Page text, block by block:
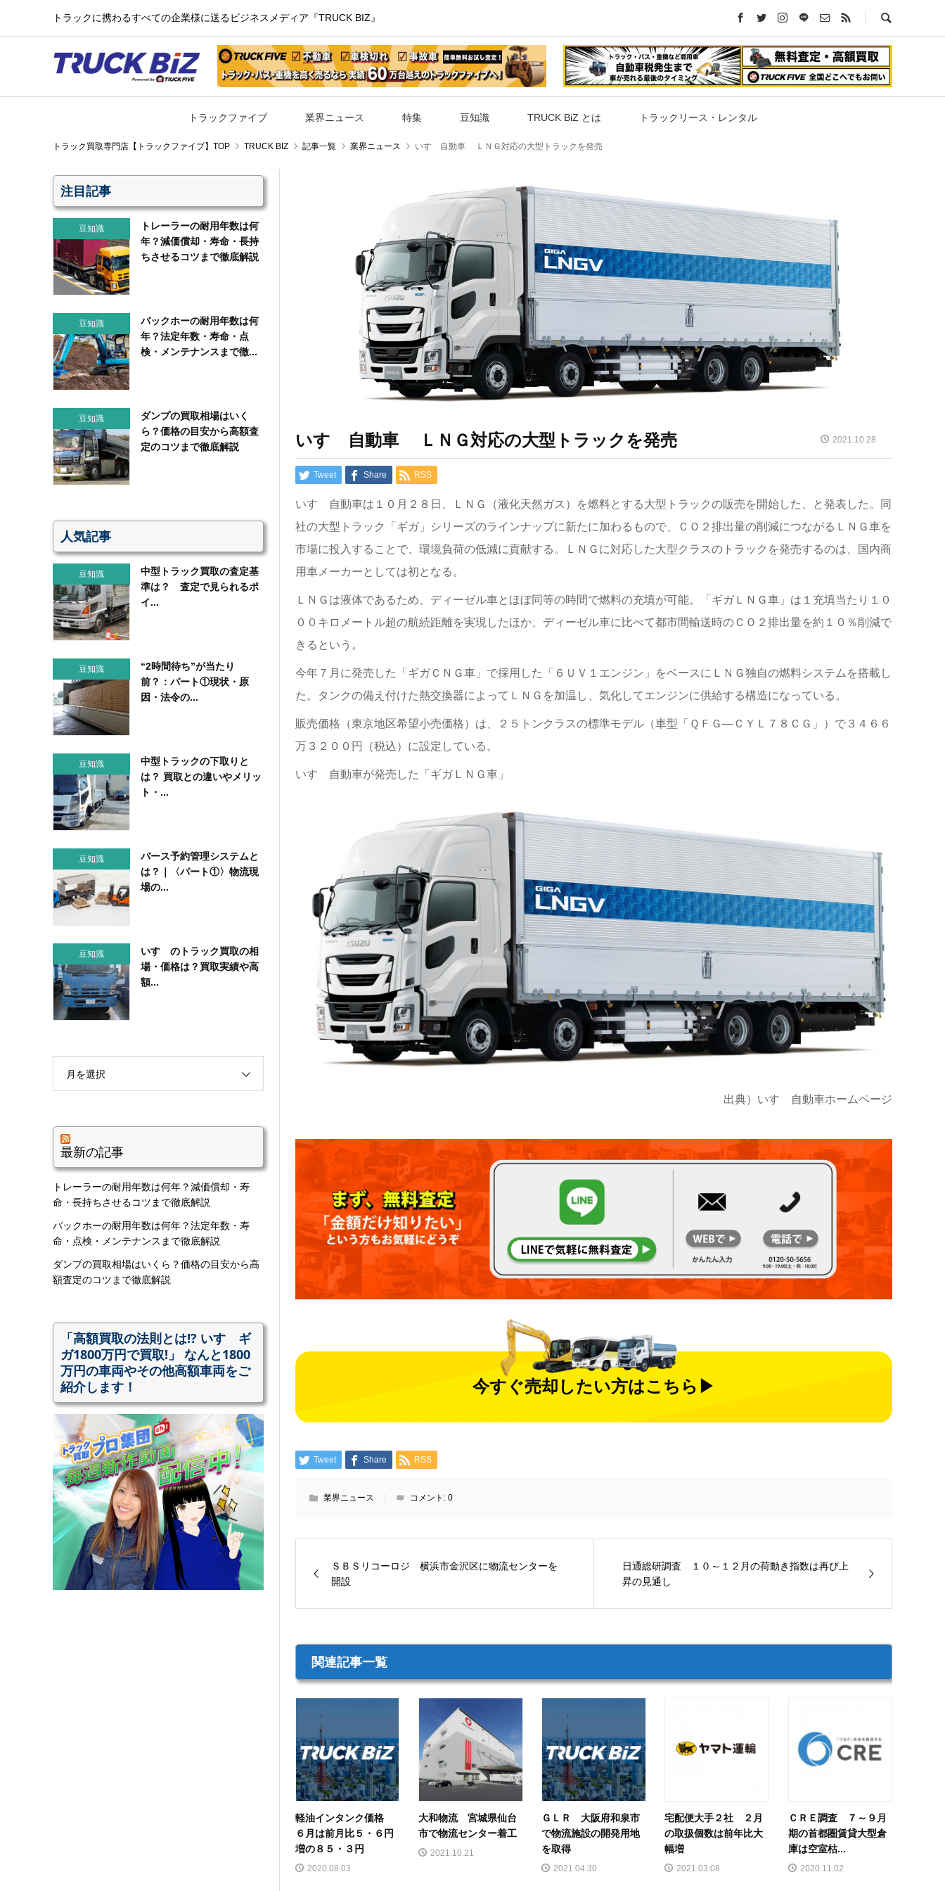
トラックに携わるすべての企業様に送るビジネスメディア『TRUCK BIZ』
トラックファイブ 業界ニュース 特集 豆知識 TRUCK BiZ とは トラックリース・レンタル
TRUCK BIZ 記事一覧 業界ニュース いすゞ自動車 ＬＮＧ対応の大型トラックを発売
いすゞ自動車 ＬＮＧ対応の大型トラックを発売 2021.10.28
Tweet Share RSS
いすゞ自動車は１０月２８日、ＬＮＧ（液化天然ガス）を燃料とする大型トラックの販売を開始した、と発表した。同
社の大型トラック「ギガ」シリーズのラインナップに新たに加わるもので、ＣＯ２排出量の削減につながるＬＮＧ車を
市場に投入することで、環境負荷の低減に貢献する。ＬＮＧに対応した大型クラスのトラックを発売するのは、国内商
用車メーカーとしては初となる。
ＬＮＧは液体であるため、ディーゼル車とほぼ同等の時間で燃料の充填が可能。「ギガＬＮＧ車」は１充填当たり１０
００キロメートル超の航続距離を実現したほか、ディーゼル車に比べて都市間輸送時のＣＯ２排出量を約１０％削減で
きるという。
今年７月に発売した「ギガＣＮＧ車」で採用した「６ＵＶ１エンジン」をベースにＬＮＧ独自の燃料システムを搭載し
た。タンクの備え付けた熱交換器によってＬＮＧを加温し、気化してエンジンに供給する構造になっている。
販売価格（東京地区希望小売価格）は、２５トンクラスの標準モデル（車型「ＱＦＧ—ＣＹＬ７８ＣＧ」）で３４６６
万３２００円（税込）に設定している。
いすゞ自動車が発売した「ギガＬＮＧ車」
出典）いすゞ自動車ホームページ
今すぐ売却したい方はこちら▶
Tweet Share RSS
業界ニュース コメント: 0
ＳＢＳリコーロジ 横浜市金沢区に物流センターを
開設
日通総研調査 １０～１２月の荷動き指数は再び上
昇の見通し
関連記事一覧
軽油インタンク価格
６月は前月比５・６円
増の８５・３円
2020.08.03
大和物流 宮城県仙台
市で物流センター着工
2021.10.21
ＧＬＲ 大阪府和泉市
で物流施設の開発用地
を取得
2021.04.30
宅配便大手２社 ２月
の取扱個数は前年比大
幅増
2021.03.08
ＣＲＥ調査 ７～９月
期の首都圏賃貸大型倉
庫は空室枯...
2020.11.02
注目記事
豆知識
トレーラーの耐用年数は何
年？減価償却・寿命・長持
ちさせるコツまで徹底解説
豆知識
バックホーの耐用年数は何
年？法定年数・寿命・点
検・メンテナンスまで徹...
豆知識
ダンプの買取相場はいく
ら？価格の目安から高額査
定のコツまで徹底解説
人気記事
豆知識
中型トラック買取の査定基
準は？ 査定で見られるポ
イ...
豆知識
“2時間待ち”が当たり
前？：パート①現状・原
因・法令の...
豆知識
中型トラックの下取りと
は？ 買取との違いやメリッ
ト・...
豆知識
バース予約管理システムと
は？｜〈パート①〉物流現
場の...
豆知識
いすゞのトラック買取の相
場・価格は？買取実績や高
額...
月を選択
最新の記事
トレーラーの耐用年数は何年？減価償却・寿
命・長持ちさせるコツまで徹底解説
バックホーの耐用年数は何年？法定年数・寿
命・点検・メンテナンスまで徹底解説
ダンプの買取相場はいくら？価格の目安から高
額査定のコツまで徹底解説
「高額買取の法則とは!? いすゞギ
ガ1800万円で買取!」 なんと1800
万円の車両やその他高額車両をご
紹介します！